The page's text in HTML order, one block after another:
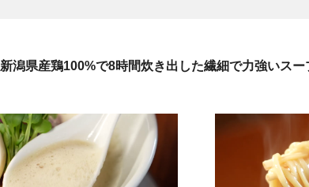
新潟県産鶏100%で8時間炊き出した繊細で力強いス